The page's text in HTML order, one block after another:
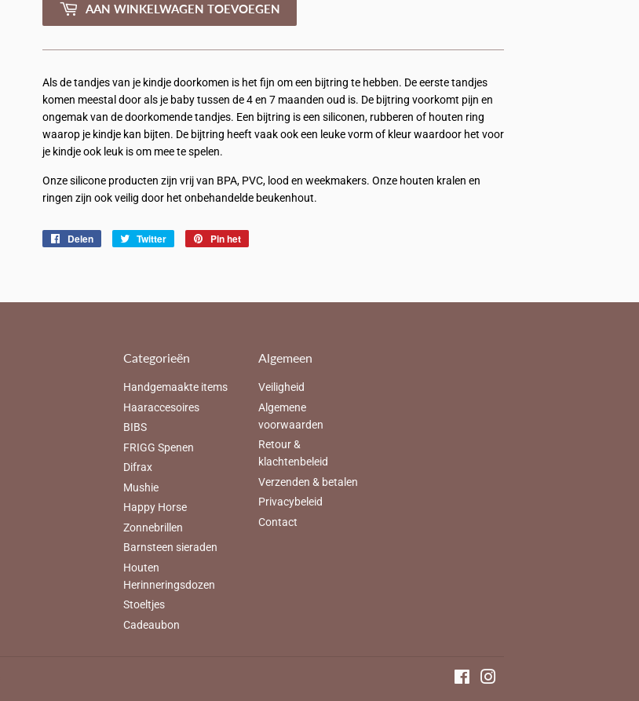
AAN WINKELWAGEN TOEVOEGEN
Als de tandjes van je kindje doorkomen is het fijn om een bijtring te hebben. De eerste tandjes
komen meestal door als je baby tussen de 4 en 7 maanden oud is. De bijtring voorkomt pijn en
ongemak van de doorkomende tandjes. Een bijtring is een siliconen, rubberen of houten ring
waarop je kindje kan bijten. De bijtring heeft vaak ook een leuke vorm of kleur waardoor het voor
je kindje ook leuk is om mee te spelen.
Onze silicone producten zijn vrij van BPA, PVC, lood en weekmakers. Onze houten kralen en
ringen zijn ook veilig door het onbehandelde beukenhout.
Delen
Delen
Twitter
TwitterenPin het
Categorieën
Handgemaakte items
Haaraccesoires
BIBS
FRIGG Spenen
Difrax
Mushie
Happy Horse
Zonnebrillen
Barnsteen sieraden
Houten
Herinneringsdozen
Stoeltjes
Cadeaubon
Algemeen
Veiligheid
Algemene
voorwaarden
Retour &
klachtenbeleid
Verzenden & betalen
Privacybeleid
Contact
Facebook